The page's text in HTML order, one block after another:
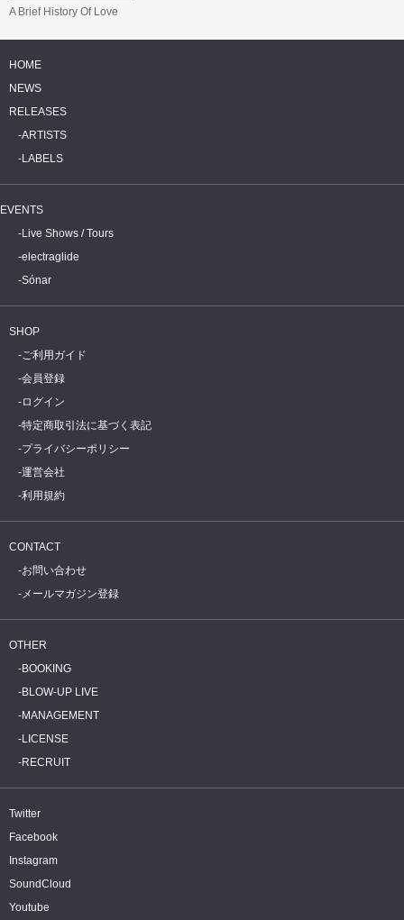
A Brief History Of Love
HOME
NEWS
RELEASES
ARTISTS
LABELS
EVENTS
Live Shows / Tours
electraglide
Sónar
SHOP
ご利用ガイド
会員登録
ログイン
特定商取引法に基づく表記
プライバシーポリシー
運営会社
利用規約
CONTACT
お問い合わせ
メールマガジン登録
OTHER
BOOKING
BLOW-UP LIVE
MANAGEMENT
LICENSE
RECRUIT
Twitter
Facebook
Instagram
SoundCloud
Youtube